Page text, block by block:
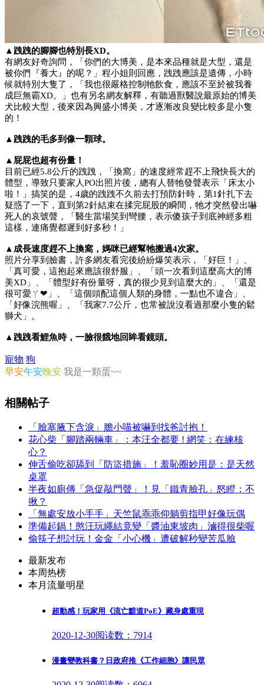
▲跩跩的腳腳也特別長XD。
有網友好奇詢問，「你們的大博美，是本來品種就是大型，還是
被你們『養大』的呢？」程小姐則回應，跩跩應該是遺傳，小時
候就特別大隻了，「我也很嚴格控制牠飲食，應該不至於被我養
成巨無霸XD。」也有另名網友解釋，有聽過獸醫說最原始的博美
犬比較大型，後來因為興盛小博美，才逐漸改良變比較多是小隻
的！
▲跩跩的毛多到像一顆球。
▲屁屁也超有份量！
目前已經5.8公斤的跩跩，「換窩」的速度經常趕不上飛快長大的
體型，導致只要家人PO出照片後，總有人替牠發聲表示「床太小
啦！」搞笑的是，4歲的跩跩不久前去打預防針時，第1針扎下去
疑惑了一下，直到第2針結束在揉完屁股的瞬間，牠才突然發出嚇
死人的哀號聲，「醫生當場笑到彎腰，表示傻孩子到底神經多粗
這樣，連痛覺都遲到好多秒！」
▲成長速度趕不上換窩，媽咪已經幫牠搬過4次家。
照片分享到臉書，許多網友看完後紛紛爆笑表示，「好巨！」、
「真可愛，這抱起來應該很舒服」、「頭一次看到這麼高大的博
美XD」、「體型好有份量呀，真的很少見到這麼大的」、「還是
很可愛ㄚ❤」、「這個頭配這個人類的身體，一點也不違合」、
「好像浣熊喔」、「我家7.7公斤，也常被說沒看過那麼小隻的鬆
獅犬」。
▲跩跩看鯉魚時，一臉很餓地回眸看鏡頭。
寵物 狗
早安午安晚安 我是一顆蛋~~
相關帖子
「臉塞腋下含淚」膽小喵被嚇到找爸討抱！
花心柴「腳踏兩輛車」：本汪全都要 ! 網笑：在練核
心？
伸舌偷吃卻舔到「防盜措施」！羞恥圈妙用是：是天然
桌罩
半夜如廁傳「急促敲門聲」！見「鐵青臉孔」怒瞪：不
揪？
「無處安放小手手」天竺鼠乖乖仰躺剪指甲好像玩偶
準備起鍋！憨汪玩繩結竟變「醬油東坡肉」滷得很柴喔
偷筷子想討玩！金金「小心機」遭破解秒變苦瓜臉
最新发布
本周热榜
本月流量明星
超動感！玩家用《流亡黯道PoE》藏身處重現
2020-12-30阅读数：7914
漫畫變教科書？日政府推《工作細胞》讓民眾